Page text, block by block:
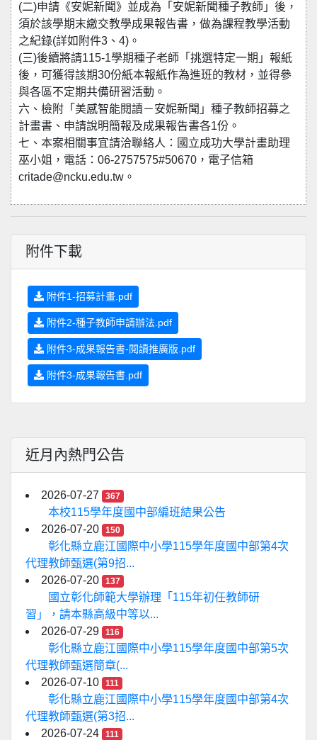
(二)申請《安妮新聞》並成為「安妮新聞種子教師」後，
須於該學期末繳交教學成果報告書，做為課程教學活動
之紀錄(詳如附件3、4)。
(三)後續將請115-1學期種子老師「挑選特定一期」報紙
後，可獲得該期30份紙本報紙作為進班的教材，並得參
與各區不定期共備研習活動。
六、檢附「美感智能閱讀－安妮新聞」種子教師招募之
計畫書、申請說明簡報及成果報告書各1份。
七、本案相關事宜請洽聯絡人：國立成功大學計畫助理
巫小姐，電話：06-2757575#50670，電子信箱
critade@ncku.edu.tw。
附件下載
附件1-招募計畫.pdf
附件2-種子教師申請辦法.pdf
附件3-成果報告書-閱讀推廣版.pdf
附件3-成果報告書.pdf
近月內熱門公告
2026-07-27 367
本校115學年度國中部編班結果公告
2026-07-20
150
彰化縣立鹿江國際中小學115學年度國中部第4次
代理教師甄選(第9招...
2026-07-20
137
國立彰化師範大學辦理「115年初任教師研
習」，請本縣高級中等以...
2026-07-29
116
彰化縣立鹿江國際中小學115學年度國中部第5次
代理教師甄選簡章(...
2026-07-10
111
彰化縣立鹿江國際中小學115學年度國中部第4次
代理教師甄選(第3招...
2026-07-24
111